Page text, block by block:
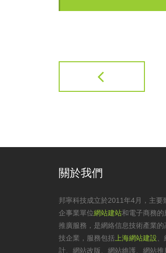
關於我們
邦寧科技成立於2011年4月，主要
企事業單位網站建站和電子商務的
推廣服務，是網絡信息技術產業的
技企業，服務包括上海網站建設、
計、 網站改版、 網站維護、網站推